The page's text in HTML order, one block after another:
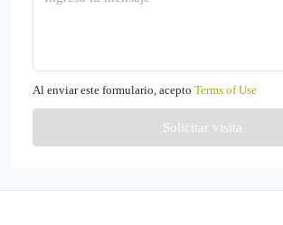
Al enviar este formulario, acepto Terms of Use
Solicitar visita